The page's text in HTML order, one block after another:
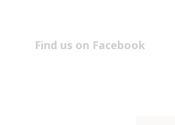
Find us on Facebook